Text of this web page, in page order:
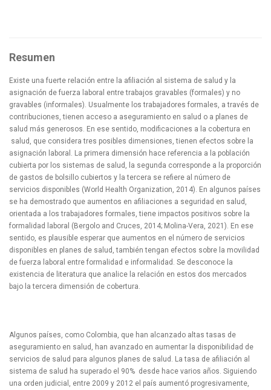
Resumen
Existe una fuerte relación entre la afiliación al sistema de salud y la
asignación de fuerza laboral entre trabajos gravables (formales) y no
gravables (informales). Usualmente los trabajadores formales, a través de
contribuciones, tienen acceso a aseguramiento en salud o a planes de
salud más generosos. En ese sentido, modificaciones a la cobertura en
salud, que considera tres posibles dimensiones, tienen efectos sobre la
asignación laboral. La primera dimensión hace referencia a la población
cubierta por los sistemas de salud, la segunda corresponde a la proporción
de gastos de bolsillo cubiertos y la tercera se refiere al número de
servicios disponibles (World Health Organization, 2014). En algunos países
se ha demostrado que aumentos en afiliaciones a seguridad en salud,
orientada a los trabajadores formales, tiene impactos positivos sobre la
formalidad laboral (Bergolo and Cruces, 2014; Molina-Vera, 2021). En ese
sentido, es plausible esperar que aumentos en el número de servicios
disponibles en planes de salud, también tengan efectos sobre la movilidad
de fuerza laboral entre formalidad e informalidad. Se desconoce la
existencia de literatura que analice la relación en estos dos mercados
bajo la tercera dimensión de cobertura.
Algunos países, como Colombia, que han alcanzado altas tasas de
aseguramiento en salud, han avanzado en aumentar la disponibilidad de
servicios de salud para algunos planes de salud. La tasa de afiliación al
sistema de salud ha superado el 90% desde hace varios años. Siguiendo
una orden judicial, entre 2009 y 2012 el país aumentó progresivamente,